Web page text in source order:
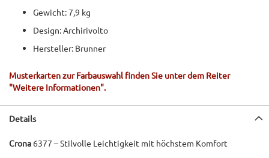
Gewicht: 7,9 kg
Design: Archirivolto
Hersteller: Brunner
Musterkarten zur Farbauswahl finden Sie unter dem Reiter
"Weitere Informationen".
Details
Crona 6377 – Stilvolle Leichtigkeit mit höchstem Komfort